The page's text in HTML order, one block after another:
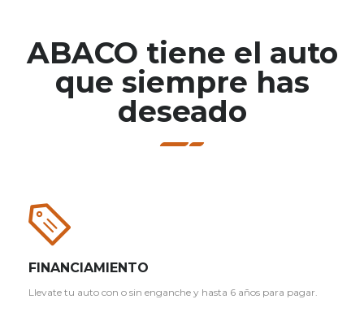
ABACO tiene el auto
que siempre has
deseado
FINANCIAMIENTO
Llevate tu auto con o sin enganche y hasta 6 años para pagar.